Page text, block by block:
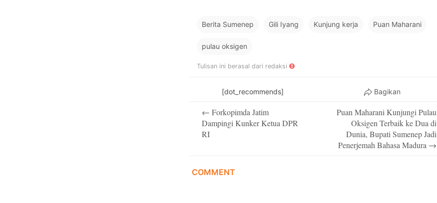
Berita Sumenep Gili Iyang Kunjung kerja Puan Maharani
pulau oksigen
Tulisan ini berasal dari redaksi
[dot_recommends] Bagikan
navigation
← Forkopimda Jatim
Dampingi Kunker Ketua DPR
RI
Puan Maharani Kunjungi Pulau
Oksigen Terbaik ke Dua di
Dunia, Bupati Sumenep Jadi
Penerjemah Bahasa Madura →
COMMENT